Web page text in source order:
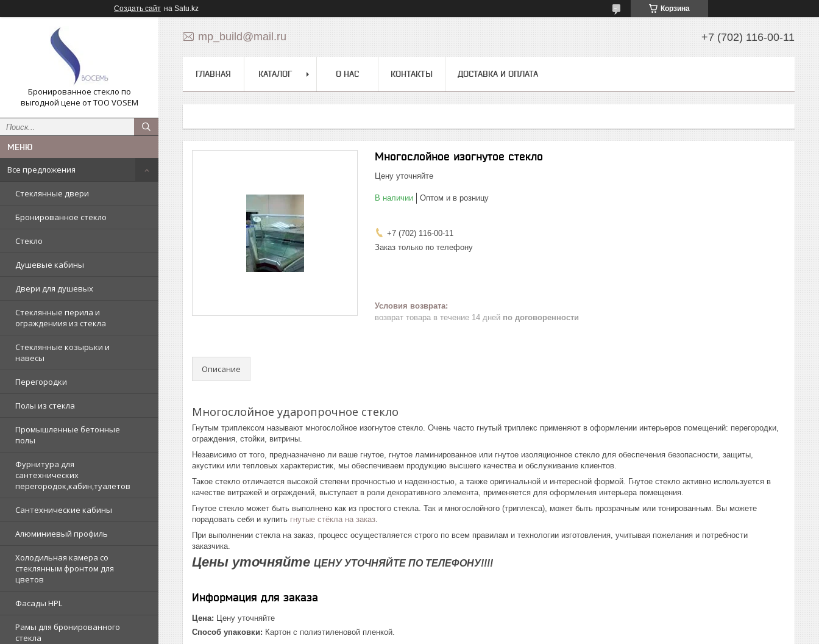
Создать сайт на Satu.kz Корзина
Бронированное стекло по
выгодной цене от ТОО VOSEM
Все предложения
Стеклянные двери
Бронированное стекло
Стекло
Душевые кабины
Двери для душевых
Стеклянные перила и
ограждениия из стекла
Стеклянные козырьки и
навесы
Перегородки
Полы из стекла
Промышленные бетонные
полы
Фурнитура для
сантехнических
перегородок,кабин,туалетов
Сантехнические кабины
Алюминиевый профиль
Холодильная камера со
стеклянным фронтом для
цветов
Фасады HPL
Рамы для бронированного
стекла
mp_build@mail.ru +7 (702) 116-00-11
ГЛАВНАЯ КАТАЛОГ О НАС КОНТАКТЫ ДОСТАВКА И ОПЛАТА
Многослойное изогнутое стекло
Цену уточняйте
В наличии Оптом и в розницу
+7 (702) 116-00-11
Заказ только по телефону
возврат товара в течение 14 дней по договоренности
Описание
Многослойное ударопрочное стекло
Гнутым триплексом называют многослойное изогнутое стекло. Очень часто гнутый триплекс применяют в оформлении интерьеров помещений: перегородки,
ограждения, стойки, витрины.
Независимо от того, предназначено ли ваше гнутое, гнутое ламинированное или гнутое изоляционное стекло для обеспечения безопасности, защиты,
акустики или тепловых характеристик, мы обеспечиваем продукцию высшего качества и обслуживание клиентов.
Такое стекло отличается высокой степени прочностью и надежностью, а также оригинальной и интересной формой. Гнутое стекло активно используется в
качестве витражей и ограждений, выступает в роли декоративного элемента, применяется для оформления интерьера помещения.
Гнутое стекло может быть выполнено как из простого стекла. Так и многослойного (триплекса), может быть прозрачным или тонированным. Вы можете
порадовать себя и купить гнутые стёкла на заказ.
При выполнении стекла на заказ, процесс осуществляется строго по всем правилам и технологии изготовления, учитывая пожелания и потребности
заказчика.
Цены уточняйте ЦЕНУ УТОЧНЯЙТЕ ПО ТЕЛЕФОНУ!!!!
Информация для заказа
Цена: Цену уточняйте
Способ упаковки: Картон с полиэтиленовой пленкой.